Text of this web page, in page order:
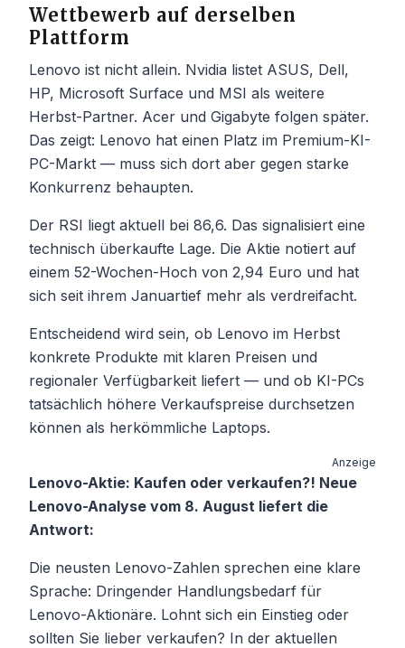
Wettbewerb auf derselben
Plattform
Lenovo ist nicht allein. Nvidia listet ASUS, Dell,
HP, Microsoft Surface und MSI als weitere
Herbst-Partner. Acer und Gigabyte folgen später.
Das zeigt: Lenovo hat einen Platz im Premium-KI-
PC-Markt — muss sich dort aber gegen starke
Konkurrenz behaupten.
Der RSI liegt aktuell bei 86,6. Das signalisiert eine
technisch überkaufte Lage. Die Aktie notiert auf
einem 52-Wochen-Hoch von 2,94 Euro und hat
sich seit ihrem Januartief mehr als verdreifacht.
Entscheidend wird sein, ob Lenovo im Herbst
konkrete Produkte mit klaren Preisen und
regionaler Verfügbarkeit liefert — und ob KI-PCs
tatsächlich höhere Verkaufspreise durchsetzen
können als herkömmliche Laptops.
Anzeige
Lenovo-Aktie: Kaufen oder verkaufen?! Neue
Lenovo-Analyse vom 8. August liefert die
Antwort:
Die neusten Lenovo-Zahlen sprechen eine klare
Sprache: Dringender Handlungsbedarf für
Lenovo-Aktionäre. Lohnt sich ein Einstieg oder
sollten Sie lieber verkaufen? In der aktuellen